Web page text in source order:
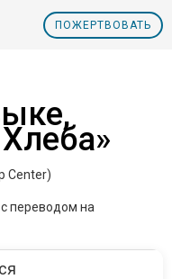
ПOЖЕРТВОВАТЬ
Center)
переводом на